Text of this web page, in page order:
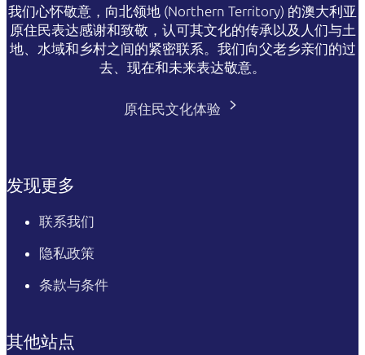
我们心怀敬意，向北领地 (Northern Territory) 的澳大利亚
原住民表达感谢和致敬，认可其文化的传承以及人们与土
地、水域和乡村之间的紧密联系。我们向父老乡亲们的过
去、现在和未来表达敬意。
原住民文化体验
发现更多
联系我们
隐私政策
条款与条件
其他站点